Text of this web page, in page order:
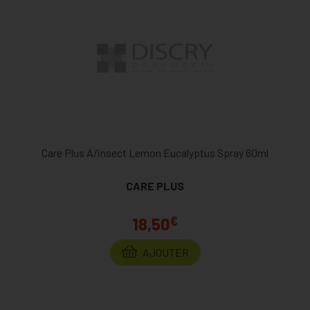
Care Plus A/insect Lemon Eucalyptus Spray 60ml
CARE PLUS
18,50€
AJOUTER